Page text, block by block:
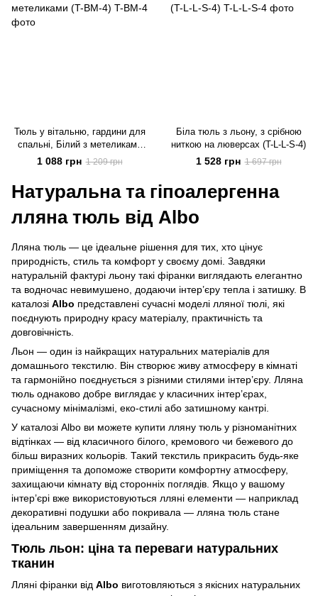
Тюль у вітальню, гардини для
спальні, Білий з метеликами
(T-BM-4)
1 088 грн 1 209 грн
Біла тюль з льону, з срібною
ниткою на люверсах (T-L-L-S-4)
1 528 грн 1 697 грн
Натуральна та гіпоалергенна
лляна тюль від Albo
Лляна тюль — це ідеальне рішення для тих, хто цінує
природність, стиль та комфорт у своєму домі. Завдяки
натуральній фактурі льону такі фіранки виглядають елегантно
та водночас невимушено, додаючи інтер’єру тепла і затишку. В
каталозі Albo представлені сучасні моделі лляної тюлі, які
поєднують природну красу матеріалу, практичність та
довговічність.
Льон — один із найкращих натуральних матеріалів для
домашнього текстилю. Він створює живу атмосферу в кімнаті
та гармонійно поєднується з різними стилями інтер’єру. Лляна
тюль однаково добре виглядає у класичних інтер’єрах,
сучасному мінімалізмі, еко-стилі або затишному кантрі.
У каталозі Albo ви можете купити лляну тюль у різноманітних
відтінках — від класичного білого, кремового чи бежевого до
більш виразних кольорів. Такий текстиль прикрасить будь-яке
приміщення та допоможе створити комфортну атмосферу,
захищаючи кімнату від сторонніх поглядів. Якщо у вашому
інтер’єрі вже використовуються лляні елементи — наприклад
декоративні подушки або покривала — лляна тюль стане
ідеальним завершенням дизайну.
Тюль льон: ціна та переваги натуральних
тканин
Лляні фіранки від Albo виготовляються з якісних натуральних